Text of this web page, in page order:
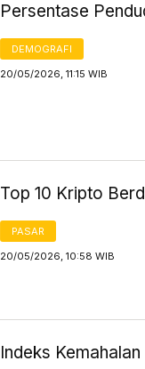
Persentase
DEMOGRAFI
20/05/2026, 11:15 WIB
Top 10 Kripto
PASAR
20/05/2026, 10:58 WIB
Indeks